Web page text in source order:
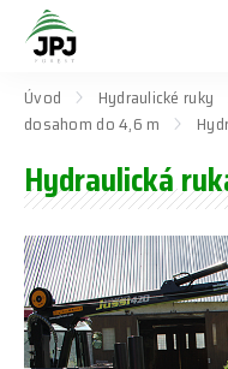
Úvod Hydraulické ruky
dosahom do 4,6 m
Hydraulická